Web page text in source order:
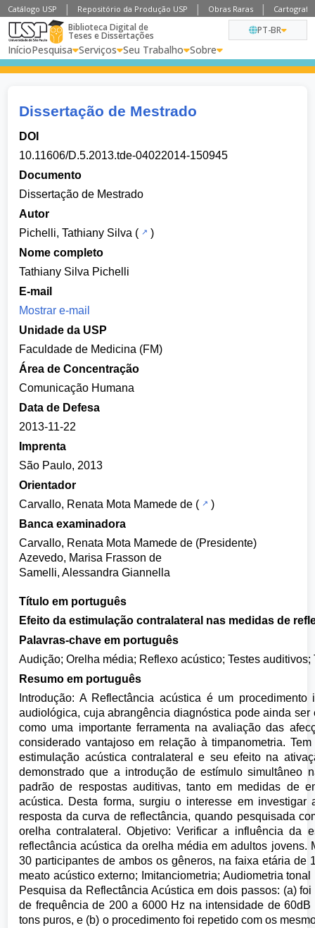
Catálogo USP Repositório da Produção USP Obras Raras
Biblioteca Digital de
Teses e Dissertações
InícioPesquisa Serviços Seu Trabalho Sobre
PT-BR
Dissertação de Mestrado
DOI
10.11606/D.5.2013.tde-04022014-150945
Documento
Dissertação de Mestrado
Autor
Pichelli, Tathiany Silva (
)
Nome completo
Tathiany Silva Pichelli
E-mail
Mostrar e-mail
Unidade da USP
Faculdade de Medicina (FM)
Área de Concentração
Comunicação Humana
Data de Defesa
2013-11-22
Imprenta
São Paulo, 2013
Orientador
Carvallo, Renata Mota Mamede de (
)
Banca examinadora
Carvallo, Renata Mota Mamede de (Presidente)
Azevedo, Marisa Frasson de
Samelli, Alessandra Giannella
Título em português
Efeito da estimulação contralateral nas medidas de
Palavras-chave em português
Audição; Orelha média; Reflexo acústico; Testes auditivos;
Resumo em português
Introdução: A Reflectância acústica é um
audiológica, cuja abrangência diagnóstica pode ainda
como uma importante ferramenta na avaliação das
considerado vantajoso em relação à timpanometria.
estimulação acústica contralateral e seu efeito na
demonstrado que a introdução de estímulo simultâneo
padrão de respostas auditivas, tanto em medidas de
acústica. Desta forma, surgiu o interesse em
resposta da curva de reflectância, quando pesquisada
orelha contralateral. Objetivo: Verificar a influência da
reflectância acústica da orelha média em adultos jovens.
30 participantes de ambos os gêneros, na faixa etária de
meato acústico externo; Imitanciometria; Audiometria
Pesquisa da Reflectância Acústica em dois passos: (a)
de frequência de 200 a 6000 Hz na intensidade de
tons puros, e (b) o procedimento foi repetido com os